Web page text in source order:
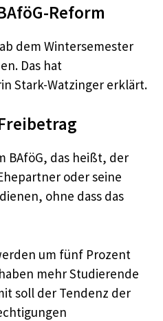
Reform
dem Wintersemester
Das hat
Stark-Watzinger erklärt.
BAföG, das heißt, der
oder seine
ohne dass das
um fünf Prozent
mehr Studierende
soll der Tendenz der